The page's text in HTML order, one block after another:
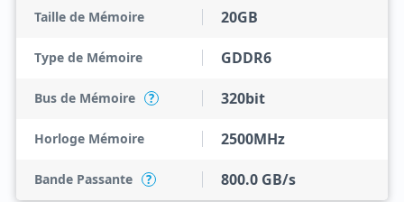
Taille de Mémoire 20GB
Type de Mémoire GDDR6
Bus de Mémoire ? 320bit
Horloge Mémoire 2500MHz
Bande Passante ? 800.0 GB/s